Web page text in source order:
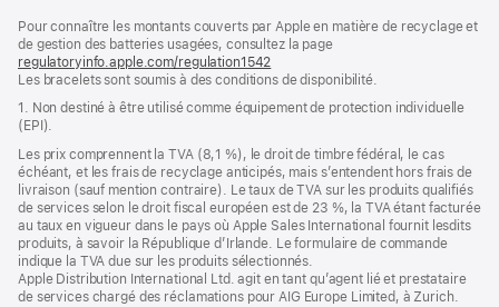
une
nouvelle
fenêtre)
Pour connaître les montants couverts par Apple en matière de recyclage et
de gestion des batteries usagées, consultez la page
regulatoryinfo.apple.com/regulation1542
dans
nouvelle
Les bracelets sont soumis à des conditions de disponibilité.
1. Non destiné à être utilisé comme équipement de protection individuelle
(EPI).
Les prix comprennent la TVA (8,1 %), le droit de timbre fédéral, le cas
échéant, et les frais de recyclage anticipés, mais s’entendent hors frais de
livraison (sauf mention contraire). Le taux de TVA sur les produits qualifiés
de services selon le droit fiscal européen est de 23 %, la TVA étant facturée
au taux en vigueur dans le pays où Apple Sales International fournit lesdits
produits, à savoir la République d’Irlande. Le formulaire de commande
indique la TVA due sur les produits sélectionnés.
Apple Distribution International Ltd. agit en tant qu’agent lié et prestataire
de services chargé des réclamations pour AIG Europe Limited, à Zurich.